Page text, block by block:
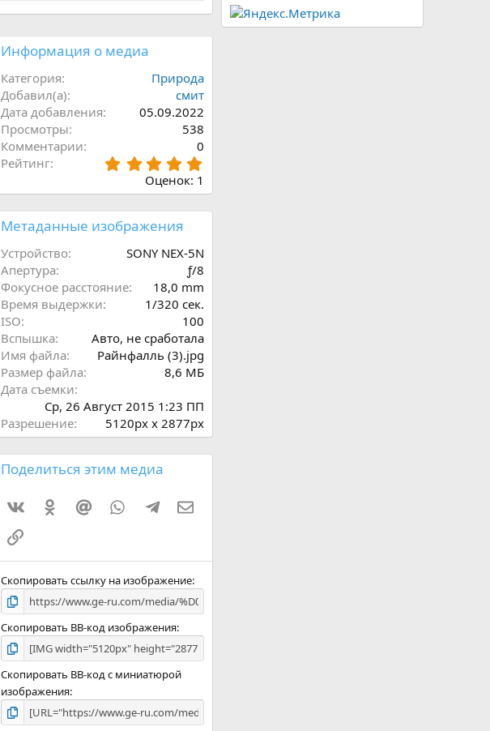
Информация о медиа
Категория
Природа
Добавил(а)
смит
Дата добавления
05.09.2022
Просмотры
538
Комментарии
0
Рейтинг
0
0
Оценок: 1
Метаданные изображения
Устройство
SONY NEX-5N
Апертура
ƒ/8
Фокусное расстояние
18,0 mm
Время выдержки
1/320 сек.
ISO
100
Вспышка
Авто, не сработала
Имя файла
Райнфалль (3).jpg
Размер файла
8,6 МБ
Дата съемки
Ср, 26 Август 2015 1:23 ПП
Разрешение
5120px x 2877px
Поделиться этим медиа
VkontakteOdnoklassniki
Mail.ruWhatsAppTelegramЭлектронная почта
Ссылка
Скопировать ссылку на изображение
Скопировать BB-код изображения
Скопировать BB-код с миниатюрой
изображения